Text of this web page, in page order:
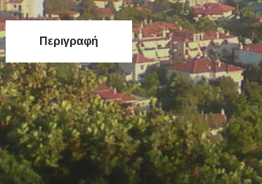
Ενημέρωση